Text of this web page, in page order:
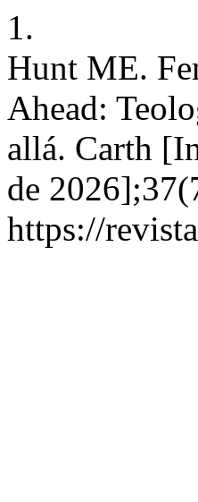
1.
Hunt ME.
Ahead:
allá. Carth
de
https://